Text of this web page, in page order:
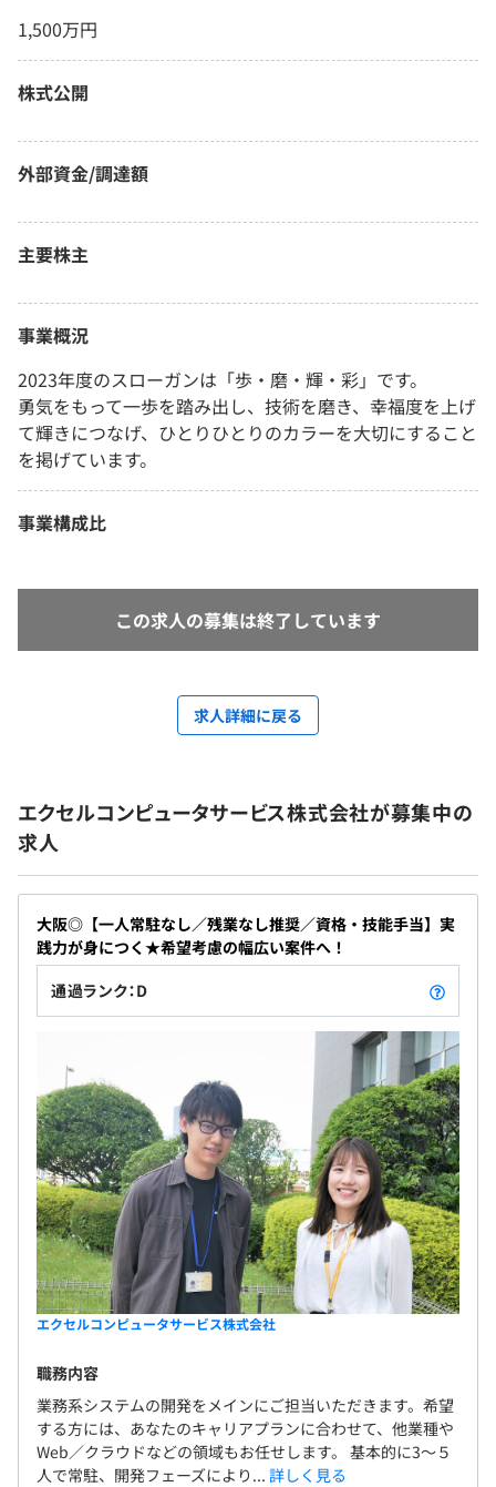
1,500万円
株式公開
外部資金/調達額
主要株主
事業概況
2023年度のスローガンは「歩・磨・輝・彩」です。
勇気をもって一歩を踏み出し、技術を磨き、幸福度を上げ
て輝きにつなげ、ひとりひとりのカラーを大切にすること
を掲げています。
事業構成比
この求人の募集は終了しています
求人詳細に戻る
エクセルコンピュータサービス株式会社が募集中の
求人
大阪◎【一人常駐なし／残業なし推奨／資格・技能手当】実
践力が身につく★希望考慮の幅広い案件へ！
通過ランク：D
エクセルコンピュータサービス株式会社
職務内容
業務系システムの開発をメインにご担当いただきます。希望
する方には、あなたのキャリアプランに合わせて、他業種や
Web／クラウドなどの領域もお任せします。 基本的に3～５
人で常駐、開発フェーズにより... 詳しく見る